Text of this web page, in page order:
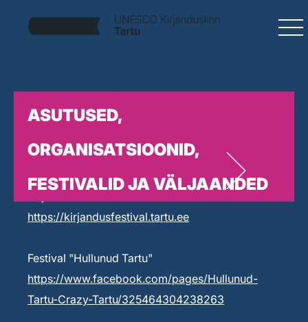
ASUTUSED,
ORGANISATSIOONID,
FESTIVALID JA VÄLJAANDED
https://kirjandusfestival.tartu.ee
Festival "Hullunud Tartu"
https://www.facebook.com/pages/Hullunud-
Tartu-Crazy-Tartu/325464304238263